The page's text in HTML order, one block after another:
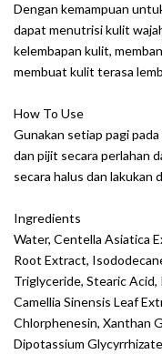
Dengan kemampuan
dapat menutrisi kulit
kelembapan kulit,
membuat kulit terasa
How To Use
Gunakan setiap pagi
dan pijit secara perlahan
secara halus dan lakukan
Ingredients
Water, Centella Asiatica
Root Extract,
Triglyceride, Stearic
Camellia Sinensis Leaf
Chlorphenesin, Xanthan
Dipotassium